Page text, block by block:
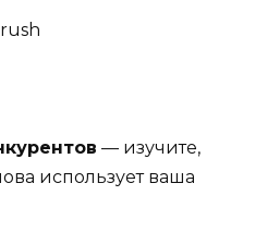
— изучите,
использует ваша